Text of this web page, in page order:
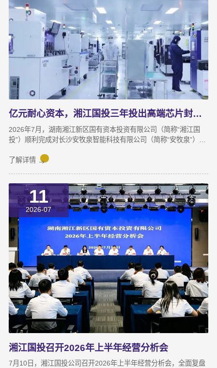
亿元耐心资本，湘江国投三年投出高端芯片封测“尖子生”
2026年7月，湖南湘江新区国有资本投资有限公司（简称“湘江国
投”）顺利完成对长沙安牧泉智能科技有限公司（简称“安牧泉”）
本依托旗下自主管理的3支产业基金，累计对安牧泉投资已达1亿
茂第一次走进安牧泉老厂区尽调时，印象最深的不是气派，而是
“挤”。产线布局非常小，设备排列极度紧凑，办公空间十分局促，
王茂回忆说：“当时厂区硬件条件，已难以匹配企业业务扩张需求。
了解详情
11
2026-07
湘江国投召开2026年上半年经营分析会
7月10日，湘江国投公司召开2026年上半年经营分析会，全面复盘